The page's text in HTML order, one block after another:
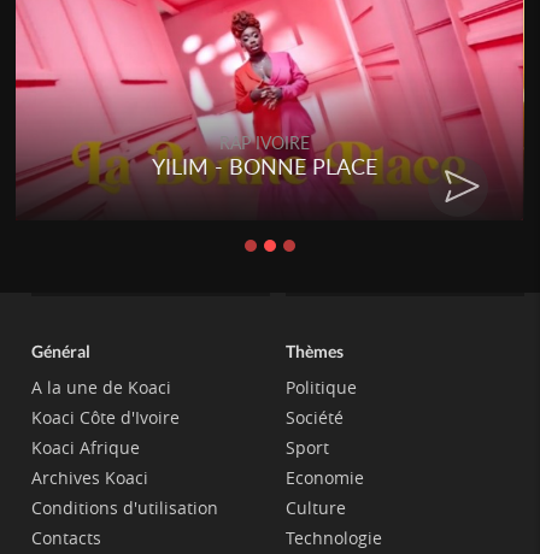
RAP IVOIRE
YILIM - BONNE PLACE
Général
A la une de Koaci
Koaci Côte d'Ivoire
Koaci Afrique
Archives Koaci
Conditions d'utilisation
Contacts
Thèmes
Politique
Société
Sport
Economie
Culture
Technologie